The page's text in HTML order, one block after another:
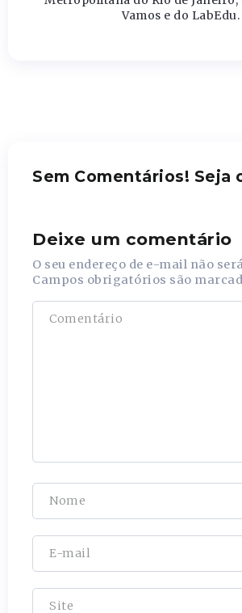
Vamos e do LabEdu.
Sem Comentários! Seja
Deixe um comentário
O seu endereço de e-mail não
Campos obrigatórios são